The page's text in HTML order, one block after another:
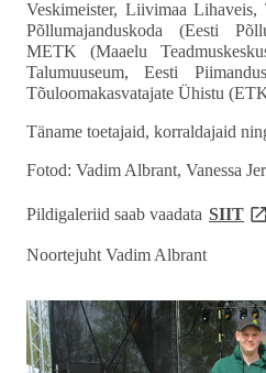
Veskimeister, Liivimaa
Põllumajanduskoda (Eesti
METK (Maaelu
Talumuuseum, Eesti
Tõuloomakasvatajate Ühistu
Täname toetajaid, korraldajaid
Fotod: Vadim Albrant, Vanessa
Pildigaleriid saab vaadata SIIT
Noortejuht Vadim Albrant